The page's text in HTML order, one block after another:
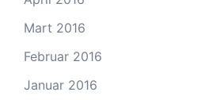
Mart 2016
Februar 2016
Januar 2016